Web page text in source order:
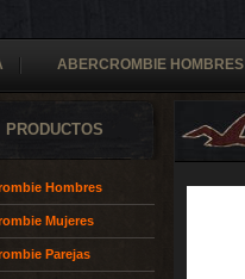
ABERCROMBIE HOMBRES
PRODUCTOS
Hombres
Mujeres
Parejas